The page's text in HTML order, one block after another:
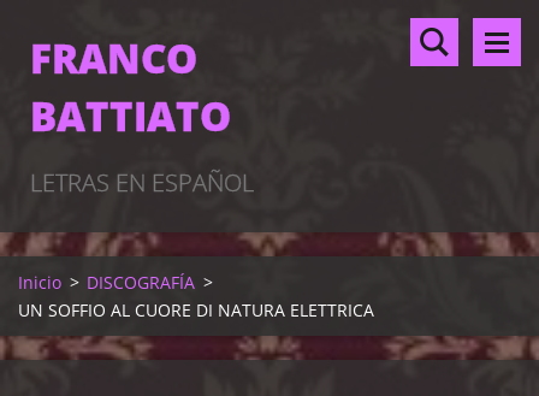
FRANCO
BATTIATO
LETRAS EN ESPAÑOL
Inicio > DISCOGRAFÍA >
UN SOFFIO AL CUORE DI NATURA ELETTRICA